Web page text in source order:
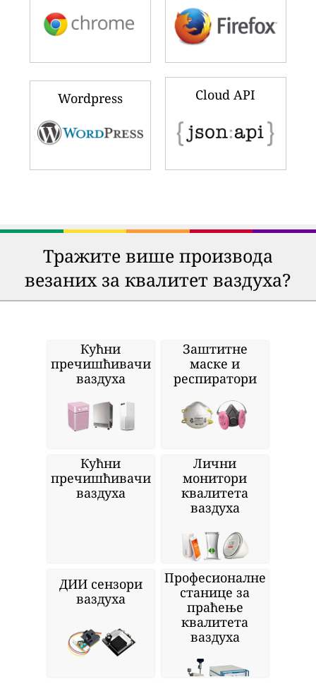
Wordpress Cloud API
Тражите више производа
везаних за квалитет ваздуха?
Кућни
пречишћивачи
ваздуха
Заштитне
маске и
респиратори
Кућни
пречишћивачи
ваздуха
Лични
монитори
квалитета
ваздуха
ДИИ сензори
ваздуха
Професионалне
станице за
праћење
квалитета
ваздуха